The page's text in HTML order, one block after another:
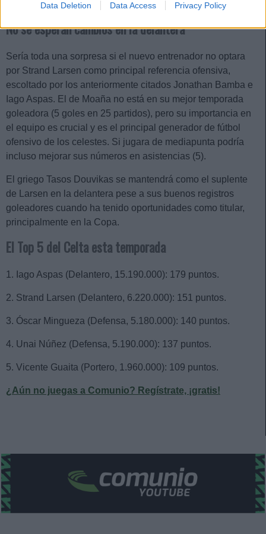
Data Deletion Data Access Privacy Policy
No se esperan cambios en la delantera
Sería toda una sorpresa si el nuevo entrenador no optara
por Strand Larsen como principal referencia ofensiva,
escoltado por los anteriormente citados Jonathan Bamba e
Iago Aspas. El de Moaña no está en su mejor temporada
goleadora (5 goles en 25 partidos), pero su importancia en
el equipo es crucial y es el principal generador de fútbol
ofensivo de los celestes. Si jugara de mediapunta podría
incluso mejorar sus números en asistencias (5).
El griego Tasos Douvikas se mantendrá como el suplente
de Larsen en la delantera pese a sus buenos registros
goleadores cuando ha tenido oportunidades como titular,
principalmente en la Copa.
El Top 5 del Celta esta temporada
1. Iago Aspas (Delantero, 15.190.000): 179 puntos.
2. Strand Larsen (Delantero, 6.220.000): 151 puntos.
3. Óscar Mingueza (Defensa, 5.180.000): 140 puntos.
4. Unai Núñez (Defensa, 5.190.000): 137 puntos.
5. Vicente Guaita (Portero, 1.960.000): 109 puntos.
¿Aún no juegas a Comunio? Regístrate, ¡gratis!